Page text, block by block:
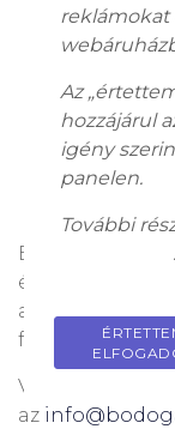
Technikai
hangosítás,
vállaljuk
együtt.
segítünk
esemény
Bízza ránk az
élvezze a
apró részletre
felejthetetlen
Vegye fel
az
Az
hozzájárul
igény
panelen.
További
.